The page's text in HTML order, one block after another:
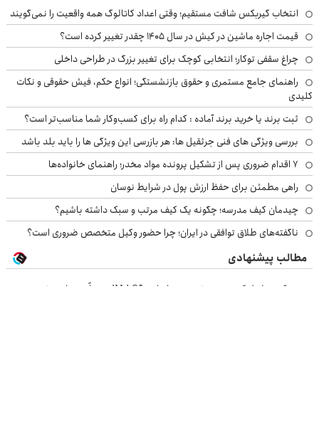
انتخاب گیربکس شافت مستقیم؛ وقتی اعداد کاتالوگ همه واقعیت را نمی‌گویند
قیمت اجاره ماشین در کیش در سال ۱۴۰۵ چقدر تغییر کرده است؟
چراغ سقفی توکار؛ انتخابی کوچک برای تغییر بزرگ در طراحی داخلی
راهنمای جامع مستمری و حقوق بازنشستگی؛ انواع حکم، فیش حقوقی و نکات
کلیدی
ثبت برند یا خرید برند آماده : کدام راه برای کسب‌وکار شما مناسب‌تر است؟
بررسی ویژگی های فنی جرثقیل ها: هر بازرسی این ویژگی ها را باید بلد باشد
۷ اقدام ضروری پس از تشکیل پرونده مواد مخدر؛ راهنمای خانواده‌ها
راهی مطمئن برای حفظ ارزش پول در شرایط نوسان
چیدمان کیف مدرسه؛ چگونه یک کیف مرتب و سبک داشته باشیم؟
ناگفته‌های طلاق توافقی در ایران؛ چرا حضور وکیل متخصص ضروری است؟
مطالب پیشنهادی
ورود یک غول لوکس و هوشمند به ایران، IM LS9 رسماً رونمایی شد